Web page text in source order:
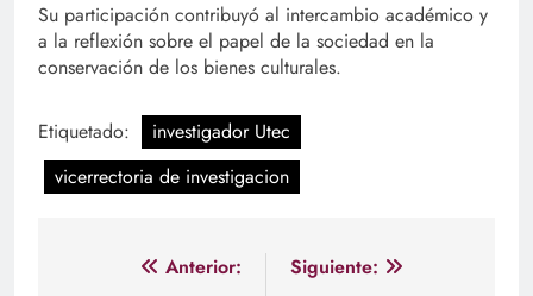
Su participación contribuyó al intercambio académico y
a la reflexión sobre el papel de la sociedad en la
conservación de los bienes culturales.
Etiquetado:
investigador Utec
vicerrectoria de investigacion
Navegación
Anterior:
Siguiente: